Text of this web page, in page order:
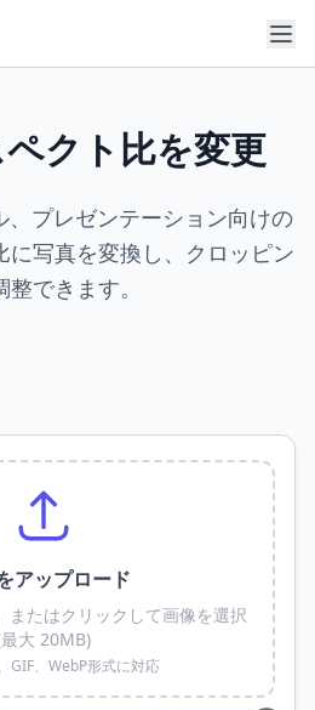
クト比を変更
、プレゼンテーション向けの
に写真を変換し、クロッピン
整できます。
アップロード
またはクリックして画像を選択
大 20MB)
GIF、WebP形式に対応